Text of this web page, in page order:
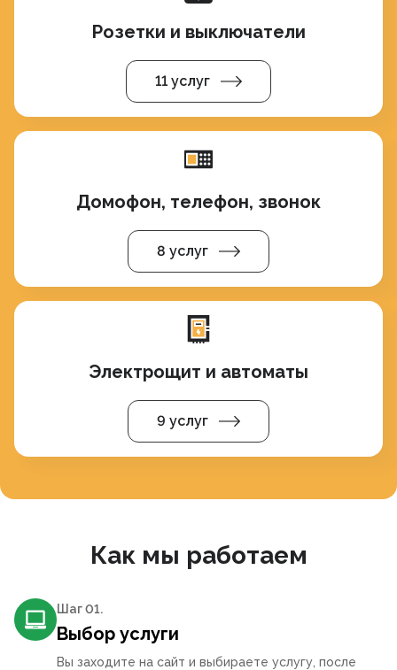
Розетки и выключатели
11 услуг
Домофон, телефон, звонок
8 услуг
Электрощит и автоматы
9 услуг
Как мы работаем
Шаг 01.
Выбор услуги
Вы заходите на сайт и выбираете услугу, после